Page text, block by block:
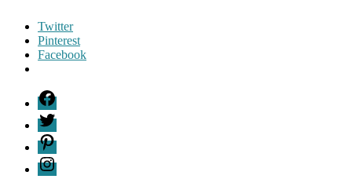
Twitter
Pinterest
Facebook
Étiquettes
cuisine
recette
recette
végétarienne
repas
F
T
P
I